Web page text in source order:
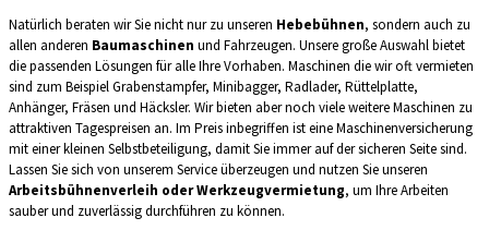
Natürlich beraten wir Sie nicht nur zu unseren Hebebühnen, sondern auch zu
allen anderen Baumaschinen und Fahrzeugen. Unsere große Auswahl bietet
die passenden Lösungen für alle Ihre Vorhaben. Maschinen die wir oft vermieten
sind zum Beispiel Grabenstampfer, Minibagger, Radlader, Rüttelplatte,
Anhänger, Fräsen und Häcksler. Wir bieten aber noch viele weitere Maschinen zu
attraktiven Tagespreisen an. Im Preis inbegriffen ist eine Maschinenversicherung
mit einer kleinen Selbstbeteiligung, damit Sie immer auf der sicheren Seite sind.
Lassen Sie sich von unserem Service überzeugen und nutzen Sie unseren
Arbeitsbühnenverleih oder Werkzeugvermietung, um Ihre Arbeiten
sauber und zuverlässig durchführen zu können.